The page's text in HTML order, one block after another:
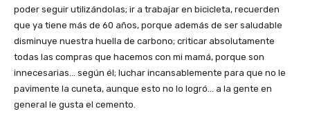
poder seguir utilizándolas; ir a trabajar en bicicleta, recuerden
que ya tiene más de 60 años, porque además de ser saludable
disminuye nuestra huella de carbono; criticar absolutamente
todas las compras que hacemos con mi mamá, porque son
innecesarias… según él; luchar incansablemente para que no le
pavimente la cuneta, aunque esto no lo logró… a la gente en
general le gusta el cemento.